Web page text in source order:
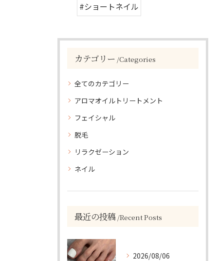
#ショートネイル
カテゴリー Categories
全てのカテゴリー
アロマオイルトリートメント
フェイシャル
脱毛
リラクゼーション
ネイル
最近の投稿 Recent Posts
2026/08/06